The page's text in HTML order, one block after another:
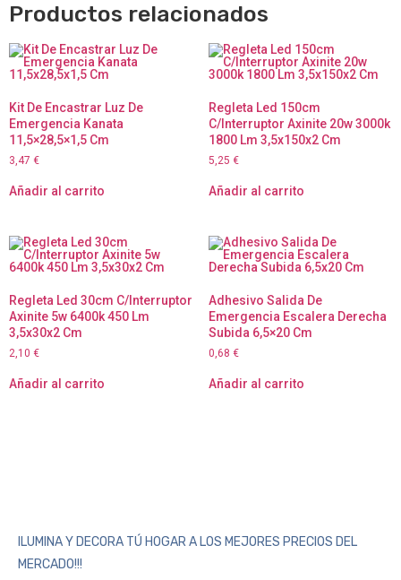
Productos relacionados
Kit De Encastrar Luz De
Emergencia Kanata
11,5×28,5×1,5 Cm
3,47 €
Añadir al carrito
Regleta Led 150cm
C/Interruptor Axinite 20w 3000k
1800 Lm 3,5x150x2 Cm
5,25 €
Añadir al carrito
Regleta Led 30cm C/Interruptor
Axinite 5w 6400k 450 Lm
3,5x30x2 Cm
2,10 €
Añadir al carrito
Adhesivo Salida De
Emergencia Escalera Derecha
Subida 6,5×20 Cm
0,68 €
Añadir al carrito
ILUMINA Y DECORA TÚ HOGAR A LOS MEJORES PRECIOS DEL
MERCADO!!!